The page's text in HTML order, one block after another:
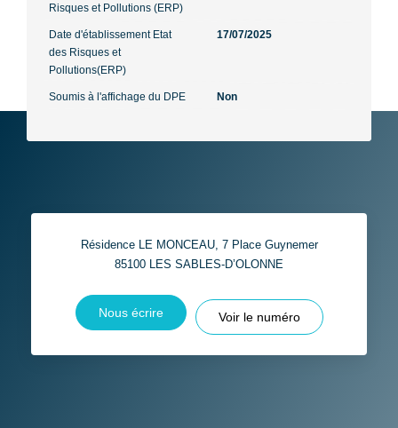
Risques et Pollutions (ERP)
Date d'établissement Etat
des Risques et
Pollutions(ERP)
17/07/2025
Soumis à l'affichage du DPE Non
Résidence LE MONCEAU, 7 Place Guynemer
85100 LES SABLES-D’OLONNE
Nous écrire Voir le numéro